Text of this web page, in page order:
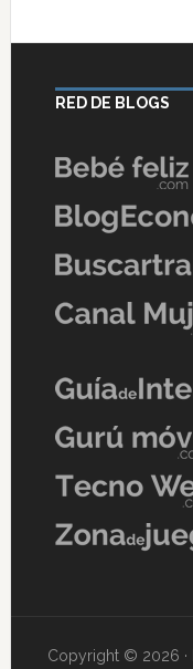
RED DE BLOGS
Copyright © 2026 ·